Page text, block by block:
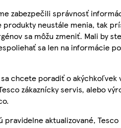
zabezpečili správnosť
neustále menia, tak
sa môžu zmeniť. Mali by
sa len na informácie
chcete poradiť o akýchkoľvek
zákaznícky servis, alebo
aktualizované, Tesco